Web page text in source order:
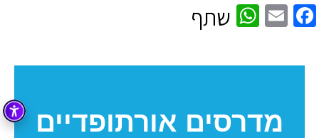
Facebook
Email
WhatsApp
שתף
מדרסים אורתופדיים